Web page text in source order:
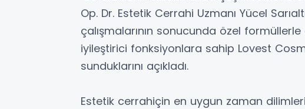
Op. Dr. Estetik Cerrahi Uzmanı Yücel
çalışmalarının sonucunda özel
iyileştirici fonksiyonlara sahip Lovest
sunduklarını açıkladı.
Estetik cerrahiçin en uygun zaman